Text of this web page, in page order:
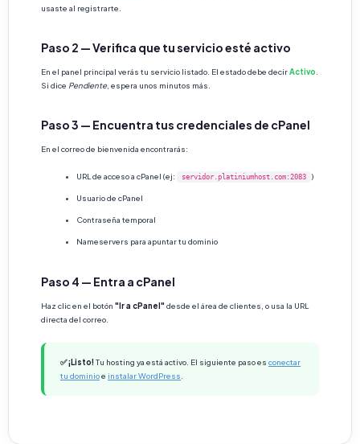
usaste al registrarte.
Paso 2 — Verifica que tu servicio esté activo
En el panel principal verás tu servicio listado. El estado debe decirActivo
Si dice Pendiente, espera unos minutos más.
Paso 3 — Encuentra tus credenciales de cPanel
En el correo de bienvenida encontrarás:
URL de acceso a cPanel (ej: servidor.platiniumhost.com:2083 )
Usuario de cPanel
Contraseña temporal
Nameservers para apuntar tu dominio
Paso 4 — Entra a cPanel
Haz clic en el botón "Ir a cPanel" desde el área de clientes, o usa la URL
directa del correo.
✅ ¡Listo! Tu hosting ya está activo. El siguiente paso es conectar
tu dominioe instalar WordPress